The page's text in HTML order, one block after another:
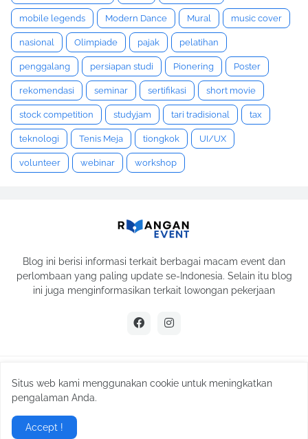
mobile legends Modern Dance Mural music cover
nasional Olimpiade pajak pelatihan
penggalang persiapan studi Pionering Poster
rekomendasi seminar sertifikasi short movie
stock competition studyjam tari tradisional tax
teknologi Tenis Meja tiongkok UI/UX
volunteer webinar workshop
Blog ini berisi informasi terkait berbagai macam event dan
perlombaan yang paling update se-Indonesia. Selain itu blog
ini juga menginformasikan terkait lowongan pekerjaan
CopyrightsRuangan Event| All Right Reserved
Situs web kami menggunakan cookie untuk meningkatkan
pengalaman Anda.
Accept !